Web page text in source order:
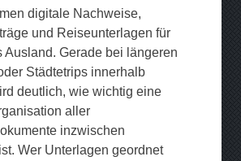
digitale Nachweise,
und Reiseunterlagen für
Ausland. Gerade bei längeren
Städtetrips innerhalb
deutlich, wie wichtig eine
aller
inzwischen
Wer Unterlagen geordnet